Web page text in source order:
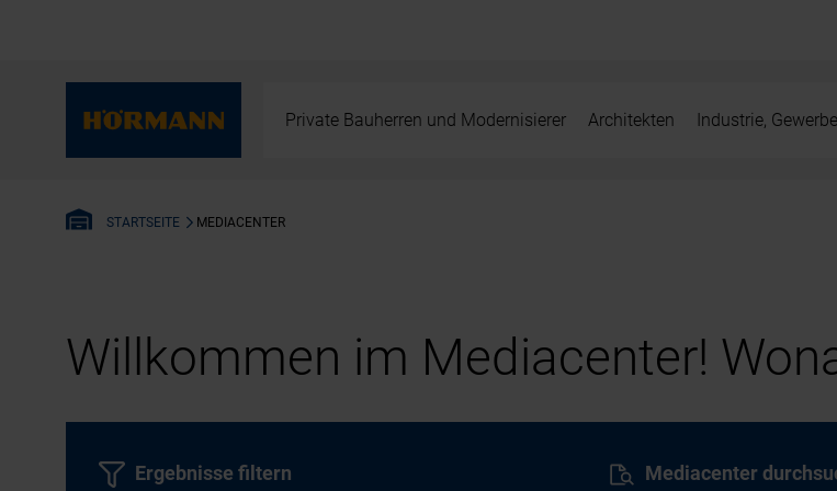
Private Bauherren und Modernisierer Architekten Industrie,
STARTSEITE MEDIACENTER
Willkommen im Mediacenter!
Mediacenter
Ergebnisse filtern